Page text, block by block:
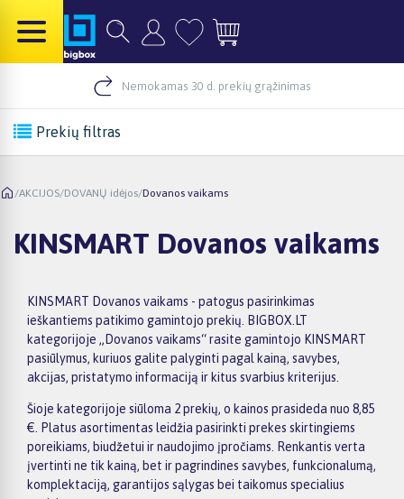
Nemokamas 30 d. prekių grąžinimas
Prekių filtras
/AKCIJOS/DOVANŲ idėjos/Dovanos vaikams
KINSMART Dovanos vaikams
KINSMART Dovanos vaikams - patogus pasirinkimas
ieškantiems patikimo gamintojo prekių. BIGBOX.LT
kategorijoje „Dovanos vaikams“ rasite gamintojo KINSMART
pasiūlymus, kuriuos galite palyginti pagal kainą, savybes,
akcijas, pristatymo informaciją ir kitus svarbius kriterijus.
Šioje kategorijoje siūloma 2 prekių, o kainos prasideda nuo 8,85
€. Platus asortimentas leidžia pasirinkti prekes skirtingiems
poreikiams, biudžetui ir naudojimo įpročiams. Renkantis verta
įvertinti ne tik kainą, bet ir pagrindines savybes, funkcionalumą,
komplektaciją, garantijos sąlygas bei taikomus specialius